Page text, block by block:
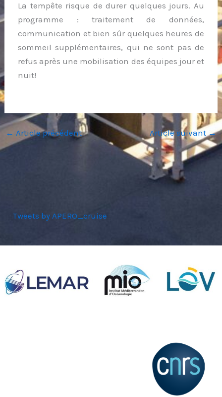
La tempête risque de durer quelques jours. Au
programme : traitement de données,
communication et bien sûr quelques heures de
sommeil supplémentaires, qui ne sont pas de
refus après une mobilisation des équipes jour et
nuit!
← Article précédent Article suivant→
Tweets by APERO_cruise